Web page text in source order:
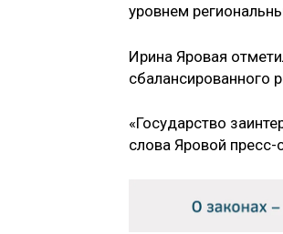
уровнем
Ирина Яровая
сбалансированного
«Государство
слова Яровой пресс-